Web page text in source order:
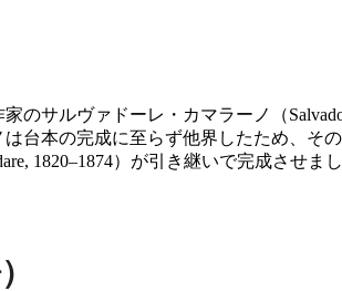
のサルヴァドーレ・カマラーノ（
台本の完成に至らず他界したため、そ
1820–1874）が引き継いで完成させまし